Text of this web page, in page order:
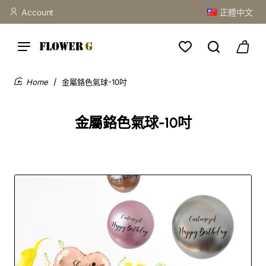
Account 正體中文
金屬鉻色氣球-10吋
金屬鉻色氣球-10吋